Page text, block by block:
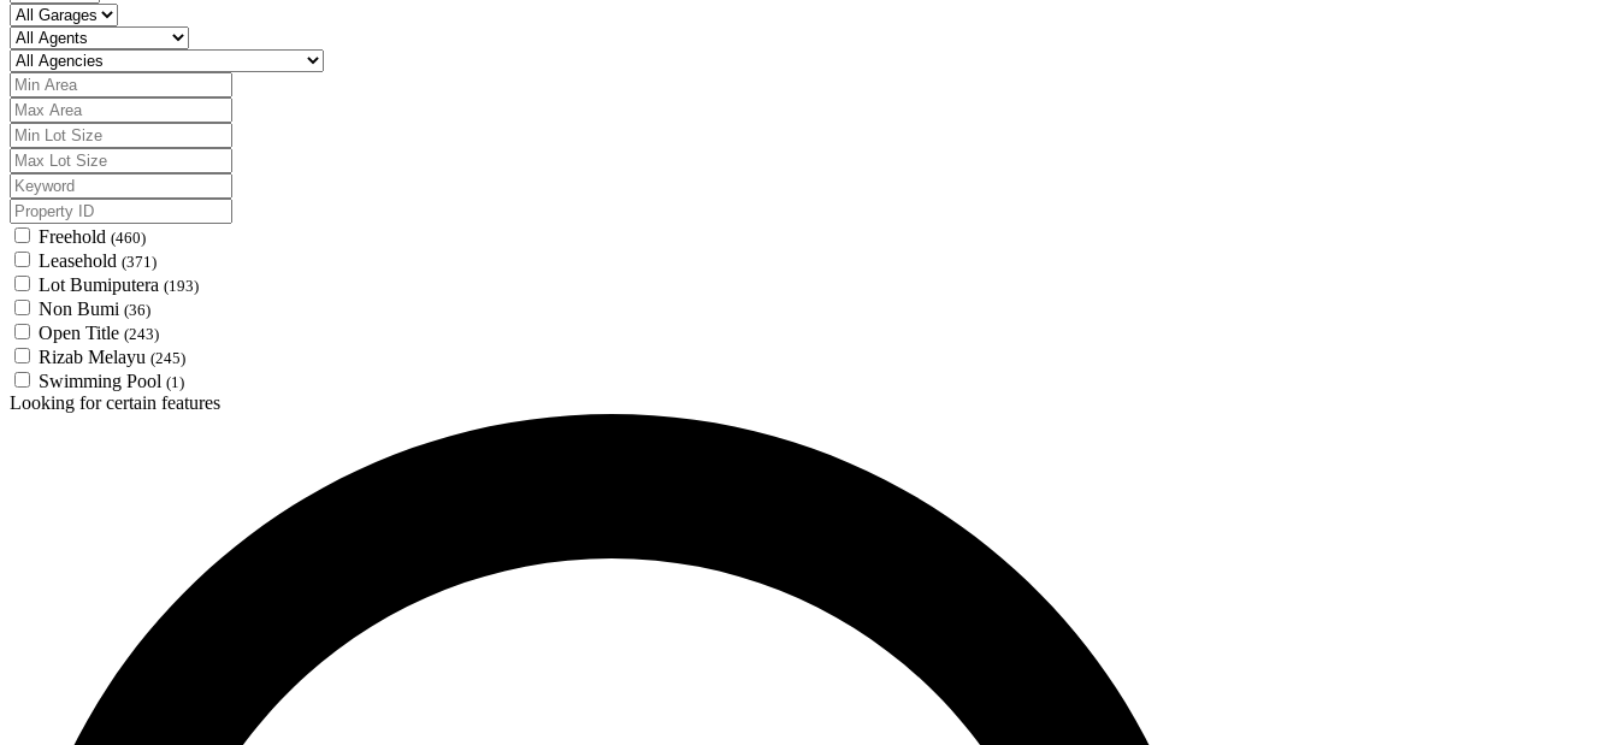
Freehold (460)
Leasehold (371)
Lot Bumiputera (193)
Non Bumi (36)
Open Title (243)
Rizab Melayu (245)
Swimming Pool (1)
Looking for certain features